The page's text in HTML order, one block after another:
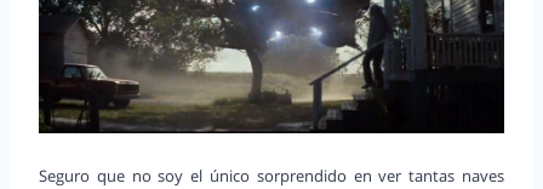
Seguro que no soy el único sorprendido en ver tantas naves